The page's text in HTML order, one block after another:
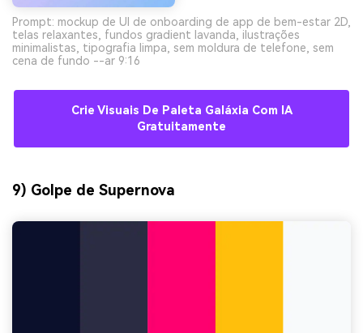
Prompt: mockup de UI de onboarding de app de bem-estar 2D,
telas relaxantes, fundos gradient lavanda, ilustrações
minimalistas, tipografia limpa, sem moldura de telefone, sem
cena de fundo --ar 9:16
Crie Visuais De Paleta Galáxia Com IA
Gratuitamente
9) Golpe de Supernova